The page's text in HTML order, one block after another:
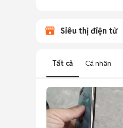
Siêu thị điện tử
Tất cả Cá nhân